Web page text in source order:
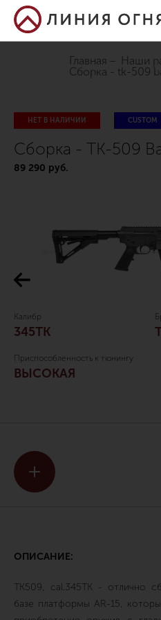
Главная
Наши
сборка - tk-509
НЕТ В НАЛИЧИИ CUSTOM
Сборка - TK-509
89 290 руб.
Калибр
345ТК
Приспособленность к тюнингу
ВЫСОКАЯ
ОПИСАНИЕ:
ТК509, cal.345TK - отлично
базе платформы AR-15,